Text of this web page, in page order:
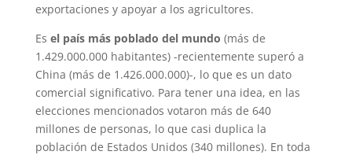
exportaciones y apoyar a los agricultores.
Es el país más poblado del mundo (más de
1.429.000.000 habitantes) -recientemente superó a
China (más de 1.426.000.000)-, lo que es un dato
comercial significativo. Para tener una idea, en las
elecciones mencionados votaron más de 640
millones de personas, lo que casi duplica la
población de Estados Unidos (340 millones). En toda